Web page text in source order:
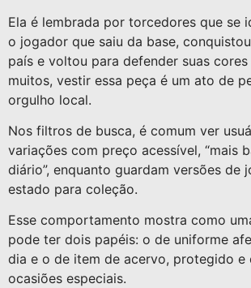
Ela é lembrada por torcedores que se
o jogador que saiu da base,
país e voltou para defender suas
muitos, vestir essa peça é um ato de
orgulho local.
Nos filtros de busca, é comum ver
variações com preço acessível, “mais
diário”, enquanto guardam versões de
estado para coleção.
Esse comportamento mostra como
pode ter dois papéis: o de uniforme
dia e o de item de acervo, protegido e
ocasiões especiais.